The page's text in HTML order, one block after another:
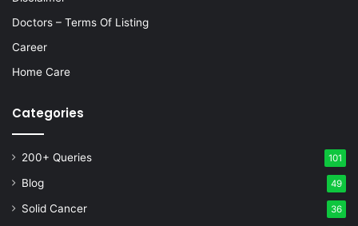
Doctors – Terms Of Listing
Career
Home Care
Categories
200+ Queries 101
Blog 49
Solid Cancer 36